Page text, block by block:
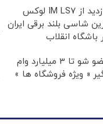
بازدید از IM LS7 لوکس
شاسی بلند برقی ایران
باشگاه انقلاب
عضو شو تا 3 میلیارد وام
« ویژه فروشگاه ها »